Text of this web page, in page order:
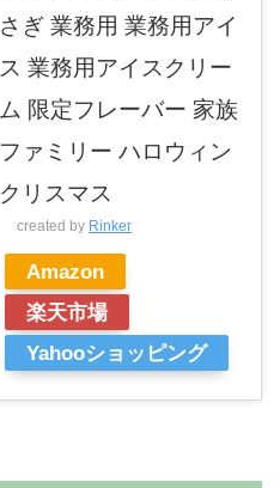
さぎ 業務用 業務用アイ
ス 業務用アイスクリー
ム 限定フレーバー 家族
ファミリー ハロウィン
クリスマス
created by Rinker
Amazon
楽天市場
Yahooショッピング